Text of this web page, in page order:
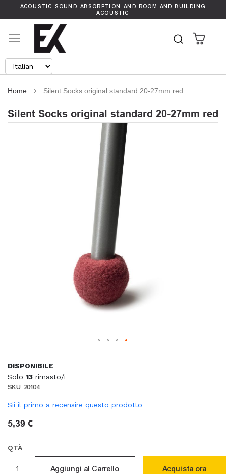
ACOUSTIC SOUND ABSORPTION AND ROOM AND BUILDING
ACOUSTIC
Search
Home Silent Socks original standard 20-27mm red
Silent Socks original standard 20-27mm red
DISPONIBILE
Solo 13 rimasto/i
SKU 20104
Sii il primo a recensire questo prodotto
5,39 €
QTÀ
Aggiungi al Carrello Acquista ora